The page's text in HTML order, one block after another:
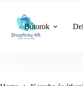
content
Bútorok